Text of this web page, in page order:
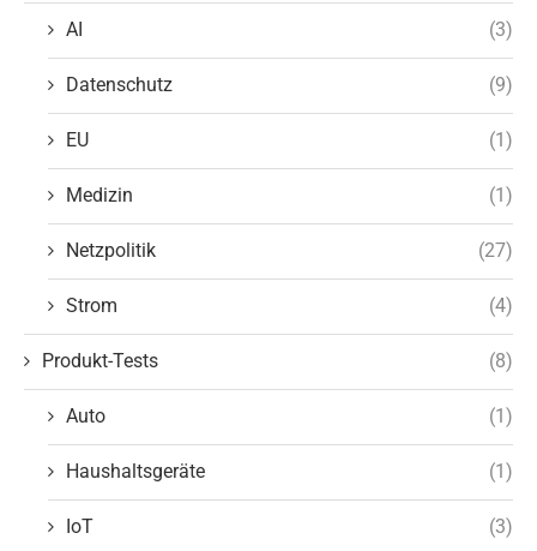
AI (3)
Datenschutz (9)
EU (1)
Medizin (1)
Netzpolitik (27)
Strom (4)
Produkt-Tests (8)
Auto (1)
Haushaltsgeräte (1)
IoT (3)